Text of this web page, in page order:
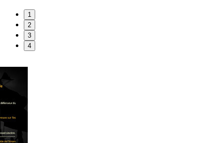
1
2
3
4